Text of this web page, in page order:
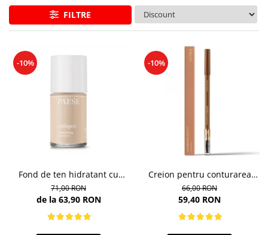
FILTRE
-10%
Fond de ten hidratant cu
colagen, nuanta 301c Nude -
30ml
71,00 RON
de la 63,90 RON
-10%
Creion pentru conturarea
sprancenelor, Powder Brow
Pencil, nuanta Honey Blond -
66,00 RON
59,40 RON